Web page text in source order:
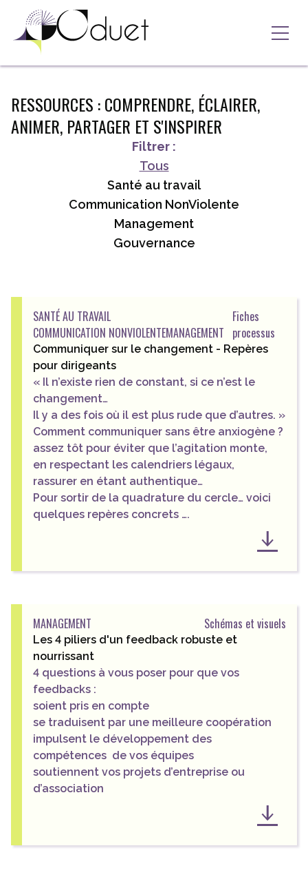
Aller au contenu
RESSOURCES : COMPRENDRE, ÉCLAIRER,
ANIMER, PARTAGER ET S'INSPIRER
Filtrer :
Tous
Santé au travail
Communication NonViolente
Management
Gouvernance
SANTÉ AU TRAVAIL
COMMUNICATION NONVIOLENTEMANAGEMENT
Fiches
processus
Communiquer sur le changement - Repères
pour dirigeants
« Il n’existe rien de constant, si ce n’est le
changement…
Il y a des fois où il est plus rude que d’autres. »
Comment communiquer sans être anxiogène ?
assez tôt pour éviter que l’agitation monte,
en respectant les calendriers légaux,
rassurer en étant authentique…
Pour sortir de la quadrature du cercle… voici
quelques repères concrets ….
MANAGEMENT Schémas et visuels
Les 4 piliers d'un feedback robuste et
nourrissant
4 questions à vous poser pour que vos
feedbacks :
soient pris en compte
se traduisent par une meilleure coopération
impulsent le développement des
compétences de vos équipes
soutiennent vos projets d’entreprise ou
d’association